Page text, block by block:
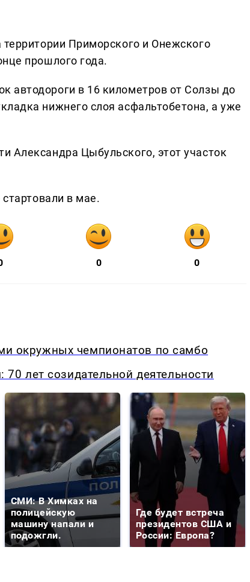
Приморского и Онежского
прошлого года.
автодороги в 16 километров от Солзы до
нижнего слоя асфальтобетона, а уже
Александра Цыбульского, этот участок
в мае.
0 0
окружных чемпионатов по самбо
лет созидательной деятельности
СМИ: В Химках на
полицейскую
машину напали и
подожгли.
Где будет встреча
президентов США и
России: Европа?